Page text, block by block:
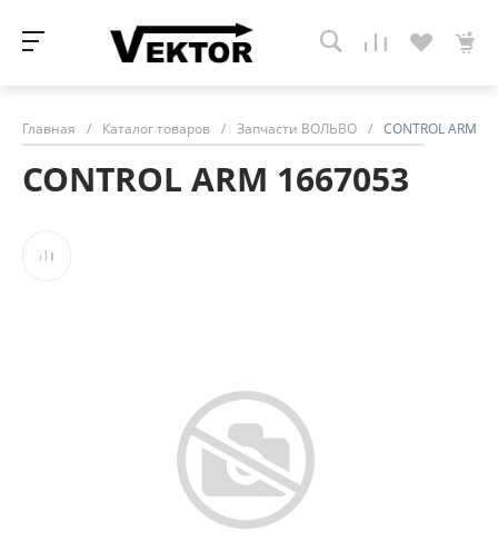
Главная / Каталог товаров / Запчасти ВОЛЬВО / CONTROL ARM
CONTROL ARM 1667053